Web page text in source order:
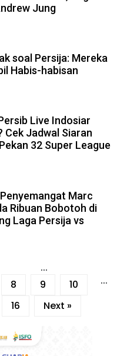
Jung
soal Persija: Mereka
Habis-habisan
Live Indosiar
Cek Jadwal Siaran
32 Super League
Marc
Ribuan Bobotoh di
Laga Persija vs
...
8 9
10
...
16
Next »